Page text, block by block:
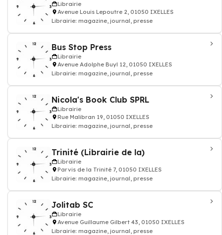
Librairie
Avenue Louis Lepoutre 2, 01050 IXELLES
Librairie: magazine, journal, presse
Bus Stop Press
Librairie
Avenue Adolphe Buyl 12, 01050 IXELLES
Librairie: magazine, journal, presse
Nicola's Book Club SPRL
Librairie
Rue Malibran 19, 01050 IXELLES
Librairie: magazine, journal, presse
Trinité (Librairie de la)
Librairie
Parvis de la Trinité 7, 01050 IXELLES
Librairie: magazine, journal, presse
Jolitab SC
Librairie
Avenue Guillaume Gilbert 43, 01050 IXELLES
Librairie: magazine, journal, presse